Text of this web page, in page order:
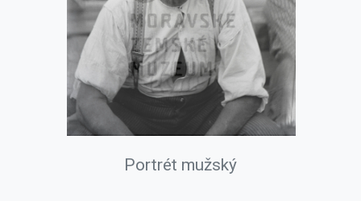
Portrét mužský